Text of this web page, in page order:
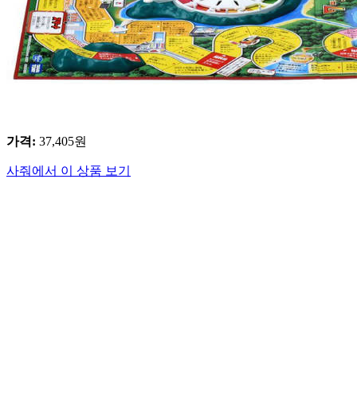
가격: 37,405원
사줘에서 이 상품 보기